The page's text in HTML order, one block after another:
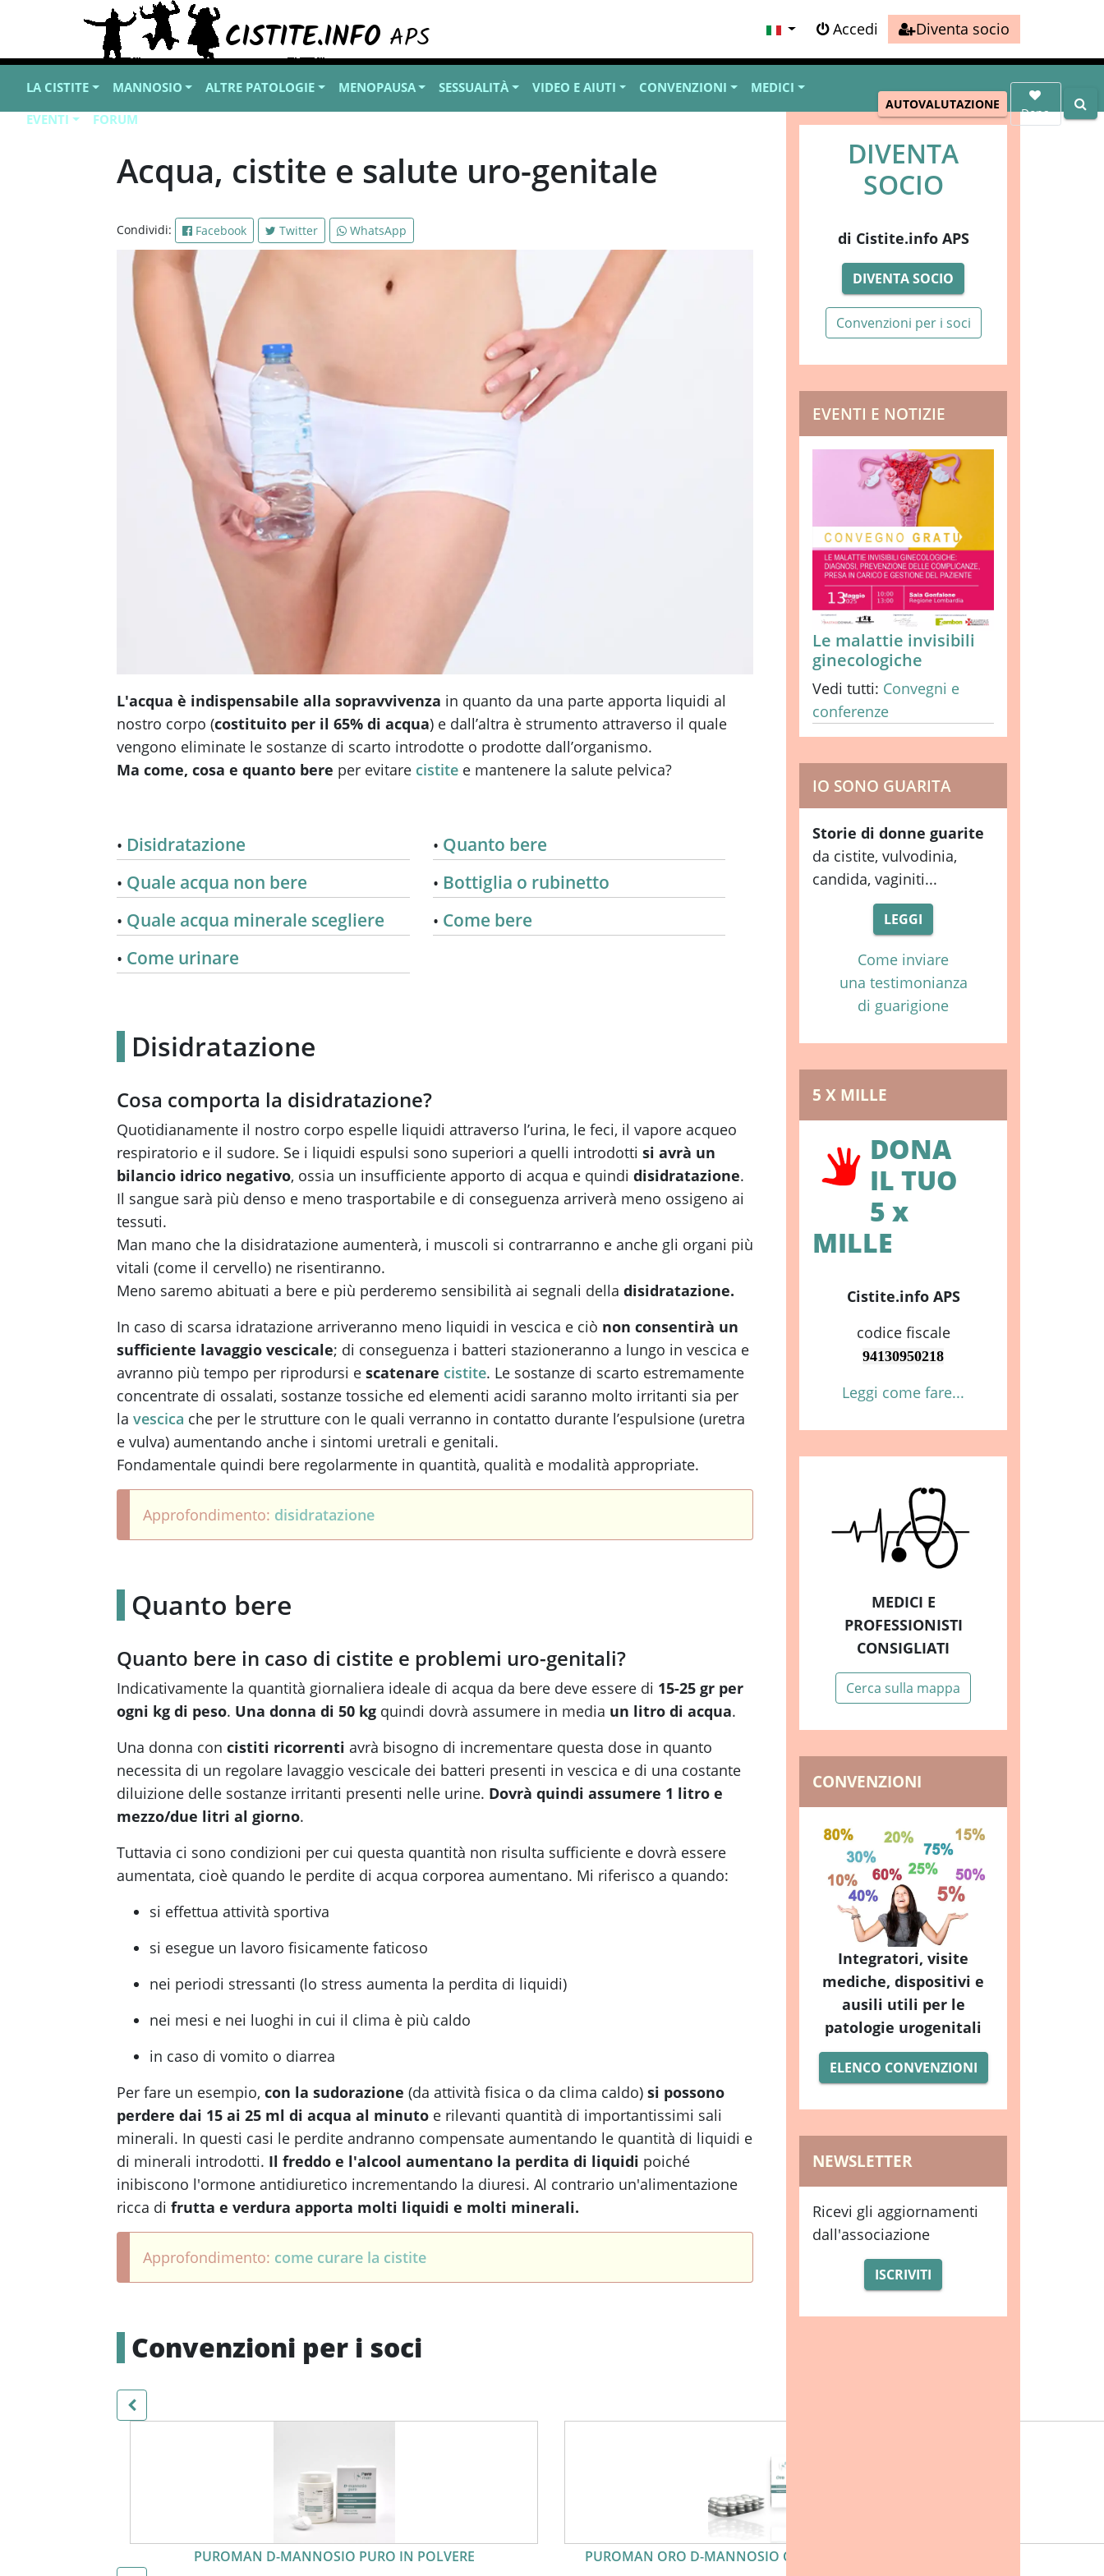
Accedi Diventa socio
LA CISTITE MANNOSIO ALTRE PATOLOGIE MENOPAUSA SESSUALITÀ VIDEO E AIUTI CONVENZIONI
MEDICI
EVENTI
FORUM
AUTOVALUTAZIONE
Dona
Acqua, cistite e salute uro-genitale
Condividi: Facebook Twitter WhatsApp
L'acqua è indispensabile alla sopravvivenza in quanto da una parte apporta liquidi al
nostro corpo (costituito per il 65% di acqua) e dall’altra è strumento attraverso il quale
vengono eliminate le sostanze di scarto introdotte o prodotte dall’organismo.
Ma come, cosa e quanto bere per evitare cistite e mantenere la salute pelvica?
Disidratazione
Quanto bere
Quale acqua non bere
Bottiglia o rubinetto
Quale acqua minerale scegliere
Come bere
Come urinare
Disidratazione
Cosa comporta la disidratazione?
Quotidianamente il nostro corpo espelle liquidi attraverso l’urina, le feci, il vapore acqueo
respiratorio e il sudore. Se i liquidi espulsi sono superiori a quelli introdotti si avrà un
bilancio idrico negativo, ossia un insufficiente apporto di acqua e quindi disidratazione.
Il sangue sarà più denso e meno trasportabile e di conseguenza arriverà meno ossigeno ai
tessuti.
Man mano che la disidratazione aumenterà, i muscoli si contrarranno e anche gli organi più
vitali (come il cervello) ne risentiranno.
Meno saremo abituati a bere e più perderemo sensibilità ai segnali della disidratazione.
In caso di scarsa idratazione arriveranno meno liquidi in vescica e ciò non consentirà un
sufficiente lavaggio vescicale; di conseguenza i batteri stazioneranno a lungo in vescica e
avranno più tempo per riprodursi e scatenare cistite. Le sostanze di scarto estremamente
concentrate di ossalati, sostanze tossiche ed elementi acidi saranno molto irritanti sia per
la vescica che per le strutture con le quali verranno in contatto durante l’espulsione (uretra
e vulva) aumentando anche i sintomi uretrali e genitali.
Fondamentale quindi bere regolarmente in quantità, qualità e modalità appropriate.
Approfondimento: disidratazione
Quanto bere
Quanto bere in caso di cistite e problemi uro-genitali?
Indicativamente la quantità giornaliera ideale di acqua da bere deve essere di 15-25 gr per
ogni kg di peso. Una donna di 50 kg quindi dovrà assumere in media un litro di acqua.
Una donna con cistiti ricorrenti avrà bisogno di incrementare questa dose in quanto
necessita di un regolare lavaggio vescicale dei batteri presenti in vescica e di una costante
diluizione delle sostanze irritanti presenti nelle urine. Dovrà quindi assumere 1 litro e
mezzo/due litri al giorno.
Tuttavia ci sono condizioni per cui questa quantità non risulta sufficiente e dovrà essere
aumentata, cioè quando le perdite di acqua corporea aumentano. Mi riferisco a quando:
si effettua attività sportiva
si esegue un lavoro fisicamente faticoso
nei periodi stressanti (lo stress aumenta la perdita di liquidi)
nei mesi e nei luoghi in cui il clima è più caldo
in caso di vomito o diarrea
Per fare un esempio, con la sudorazione (da attività fisica o da clima caldo) si possono
perdere dai 15 ai 25 ml di acqua al minuto e rilevanti quantità di importantissimi sali
minerali. In questi casi le perdite andranno compensate aumentando le quantità di liquidi e
di minerali introdotti. Il freddo e l'alcool aumentano la perdita di liquidi poiché
inibiscono l'ormone antidiuretico incrementando la diuresi. Al contrario un'alimentazione
ricca di frutta e verdura apporta molti liquidi e molti minerali.
Approfondimento: come curare la cistite
Convenzioni per i soci
PUROMAN D-MANNOSIO PURO IN POLVERE PUROMAN ORO D-MANNOSIO COMPRESSE OROSOLUBILI
DIVENTA
SOCIO
di Cistite.info APS
DIVENTA SOCIO
Convenzioni per i soci
EVENTI E NOTIZIE
Le malattie invisibili
ginecologiche
Vedi tutti: Convegni e
conferenze
IO SONO GUARITA
Storie di donne guarite
da cistite, vulvodinia,
candida, vaginiti...
LEGGI
Come inviare
una testimonianza
di guarigione
5 X MILLE
DONA
IL TUO
5 x
MILLE
Cistite.info APS
codice fiscale
94130950218
Leggi come fare...
MEDICI E
PROFESSIONISTI
CONSIGLIATI
Cerca sulla mappa
CONVENZIONI
Integratori, visite
mediche, dispositivi e
ausili utili per le
patologie urogenitali
ELENCO CONVENZIONI
NEWSLETTER
Ricevi gli aggiornamenti
dall'associazione
ISCRIVITI